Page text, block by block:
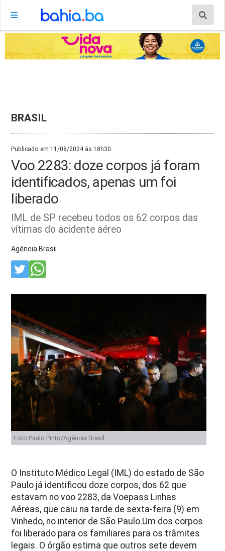
BRASIL
Publicado em 11/08/2024 às 18h30.
Voo 2283: doze corpos já foram
identificados, apenas um foi
liberado
IML de SP recebeu todos os 62 corpos das
vítimas do acidente aéreo
Agência Brasil
Foto:Paulo Pinto/Agência Brasil
O Instituto Médico Legal (IML) do estado de São
Paulo já identificou doze corpos, dos 62 que
estavam no voo 2283, da Voepass Linhas
Aéreas, que caiu na tarde de sexta-feira (9) em
Vinhedo, no interior de São Paulo.Um dos corpos
foi liberado para os familiares para os trâmites
legais. O órgão estima que outros sete devem